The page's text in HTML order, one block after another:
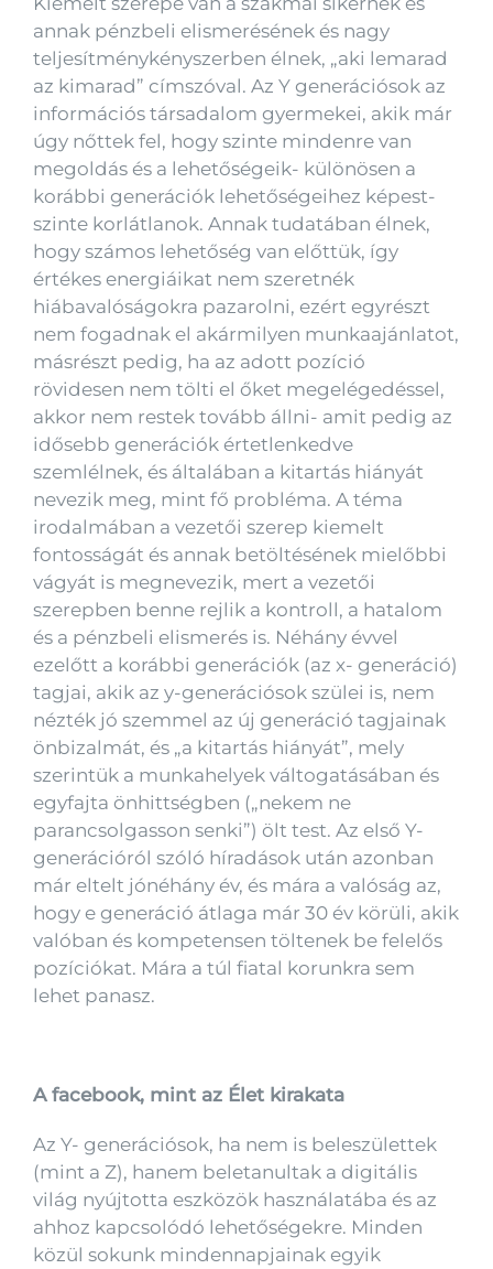
annak pénzbeli elismerésének és nagy
teljesítménykényszerben élnek, „aki lemarad
az kimarad” címszóval. Az Y generációsok az
információs társadalom gyermekei, akik már
úgy nőttek fel, hogy szinte mindenre van
megoldás és a lehetőségeik- különösen a
korábbi generációk lehetőségeihez képest-
szinte korlátlanok. Annak tudatában élnek,
hogy számos lehetőség van előttük, így
értékes energiáikat nem szeretnék
hiábavalóságokra pazarolni, ezért egyrészt
nem fogadnak el akármilyen munkaajánlatot,
másrészt pedig, ha az adott pozíció
rövidesen nem tölti el őket megelégedéssel,
akkor nem restek tovább állni- amit pedig az
idősebb generációk értetlenkedve
szemlélnek, és általában a kitartás hiányát
nevezik meg, mint fő probléma. A téma
irodalmában a vezetői szerep kiemelt
fontosságát és annak betöltésének mielőbbi
vágyát is megnevezik, mert a vezetői
szerepben benne rejlik a kontroll, a hatalom
és a pénzbeli elismerés is. Néhány évvel
ezelőtt a korábbi generációk (az x- generáció)
tagjai, akik az y-generációsok szülei is, nem
nézték jó szemmel az új generáció tagjainak
önbizalmát, és „a kitartás hiányát”, mely
szerintük a munkahelyek váltogatásában és
egyfajta önhittségben („nekem ne
parancsolgasson senki”) ölt test. Az első Y-
generációról szóló híradások után azonban
már eltelt jónéhány év, és mára a valóság az,
hogy e generáció átlaga már 30 év körüli, akik
valóban és kompetensen töltenek be felelős
pozíciókat. Mára a túl fiatal korunkra sem
lehet panasz.
A facebook, mint az Élet kirakata
Az Y- generációsok, ha nem is beleszülettek
(mint a Z), hanem beletanultak a digitális
világ nyújtotta eszközök használatába és az
ahhoz kapcsolódó lehetőségekre. Minden
közül sokunk mindennapjainak egyik